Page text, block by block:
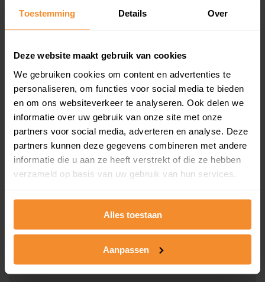
Toestemming Details Over
Deze website maakt gebruik van cookies
We gebruiken cookies om content en advertenties te
personaliseren, om functies voor social media te bieden
en om ons websiteverkeer te analyseren. Ook delen we
informatie over uw gebruik van onze site met onze
partners voor social media, adverteren en analyse. Deze
partners kunnen deze gegevens combineren met andere
informatie die u aan ze heeft verstrekt of die ze hebben
verzameld op basis van uw gebruik van hun services.
Alles toestaan
Aanpassen
en koopdatum) binnen een postcodegebied. Dit
inclusief een jaar lang gratis updates van nieuwe
koopsommen.
Bekijk product
Direct leverbaar
Kadastrale kaart pakket
Een uitgebreid overzicht van het perceel en
dit inclusief de luchtfoto!